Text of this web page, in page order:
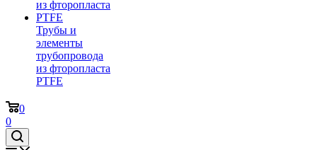
Трубы и
элементы
трубопровода
из фторопласта
PTFE
0
0